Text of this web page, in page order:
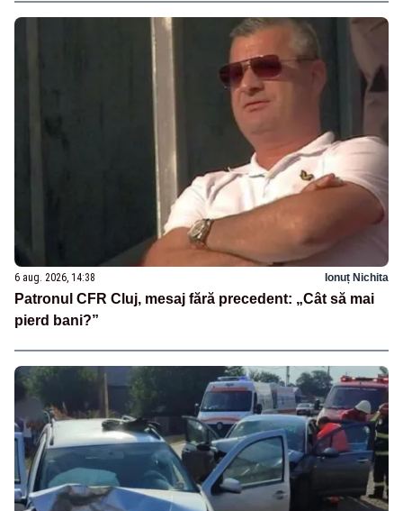
6 aug. 2026, 14:38 Ionuț Nichita
Patronul CFR Cluj, mesaj fără precedent: „Cât să mai
pierd bani?”